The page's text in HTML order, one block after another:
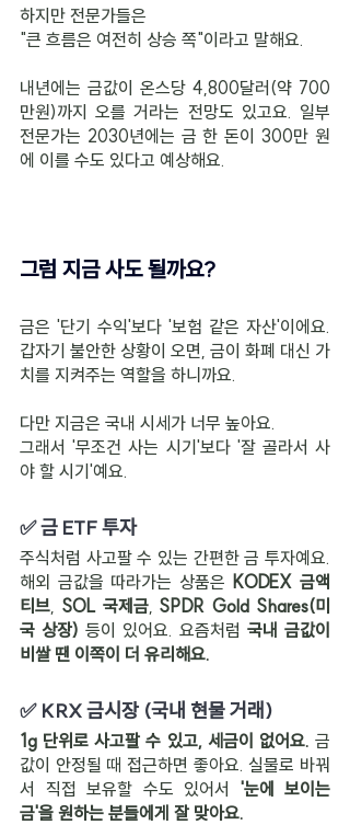
하지만 전문가들은
"큰 흐름은 여전히 상승 쪽"이라고 말해요.
내년에는 금값이 온스당 4,800달러(약 700
만원)까지 오를 거라는 전망도 있고요. 일부
전문가는 2030년에는 금 한 돈이 300만 원
에 이를 수도 있다고 예상해요.
그럼 지금 사도 될까요?
금은 '단기 수익'보다 '보험 같은 자산'이에요.
갑자기 불안한 상황이 오면, 금이 화폐 대신 가
치를 지켜주는 역할을 하니까요.
다만 지금은 국내 시세가 너무 높아요.
그래서 '무조건 사는 시기'보다 '잘 골라서 사
야 할 시기'예요.
✅ 금 ETF 투자
주식처럼 사고팔 수 있는 간편한 금 투자예요.
해외 금값을 따라가는 상품은 KODEX 금액
티브 SOL 국제금, SPDR Gold Shares(미
국 상장) 등이 있어요. 요즘처럼 국내 금값이
비쌀 땐 이쪽이 더 유리해요.
✅ KRX 금시장 (국내 현물 거래)
1g 단위로 사고팔 수 있고, 세금이 없어요. 금
값이 안정될 때 접근하면 좋아요. 실물로 바꿔
서 직접 보유할 수도 있어서 '눈에 보이는
금'을 원하는 분들에게 잘 맞아요.